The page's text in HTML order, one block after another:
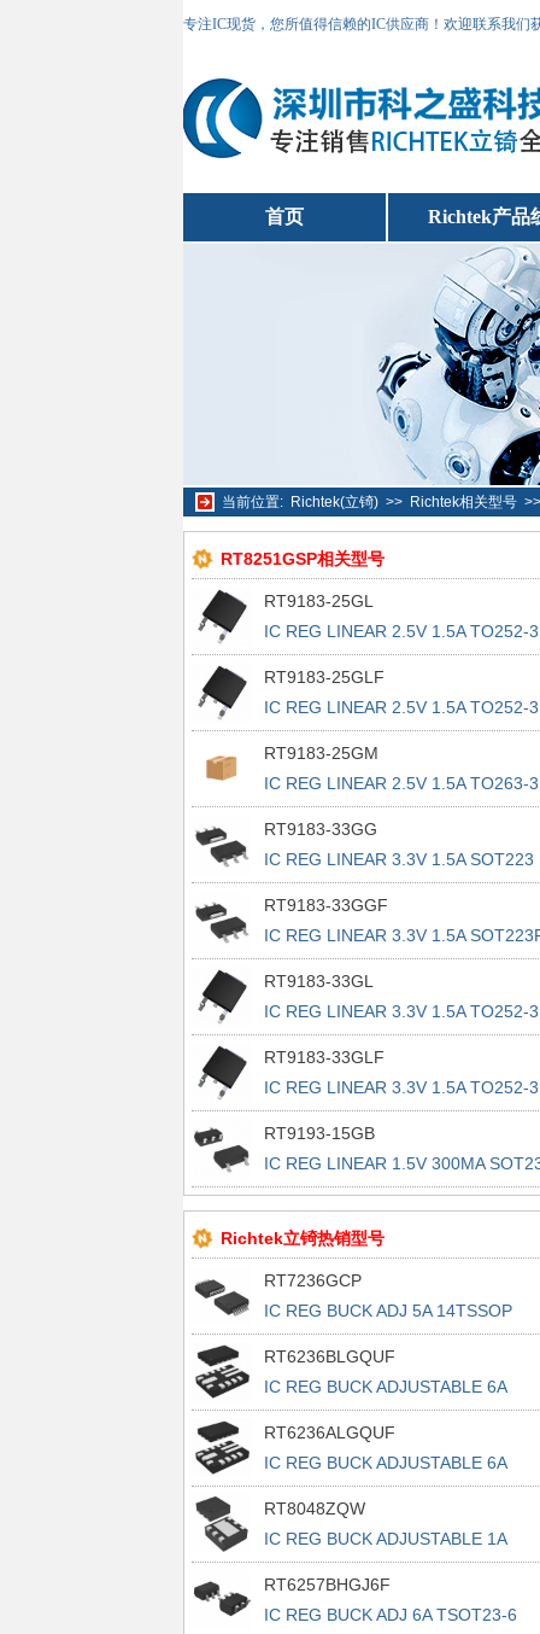
专注IC现货，您所值得信赖的IC供应商！欢迎联系我们
首页 Richtek产品
当前位置: Richtek(立锜)>> Richtek相关型号
RT8251GSP相关型号
RT9183-25GL
IC REG LINEAR 2.5V 1.5A TO252-3
RT9183-25GLF
IC REG LINEAR 2.5V 1.5A TO252-3
RT9183-25GM
IC REG LINEAR 2.5V 1.5A TO263-3
RT9183-33GG
IC REG LINEAR 3.3V 1.5A SOT223
RT9183-33GGF
IC REG LINEAR 3.3V 1.5A
RT9183-33GL
IC REG LINEAR 3.3V 1.5A TO252-3
RT9183-33GLF
IC REG LINEAR 3.3V 1.5A TO252-3
RT9193-15GB
IC REG LINEAR 1.5V 300MA
5
Richtek立锜热销型号
RT7236GCP
IC REG BUCK ADJ 5A 14TSSOP
RT6236BLGQUF
IC REG BUCK ADJUSTABLE 6A
13UQFN
RT6236ALGQUF
IC REG BUCK ADJUSTABLE 6A
13UQFN
RT8048ZQW
IC REG BUCK ADJUSTABLE 1A
6WDFN
RT6257BHGJ6F
IC REG BUCK ADJ 6A TSOT23-6